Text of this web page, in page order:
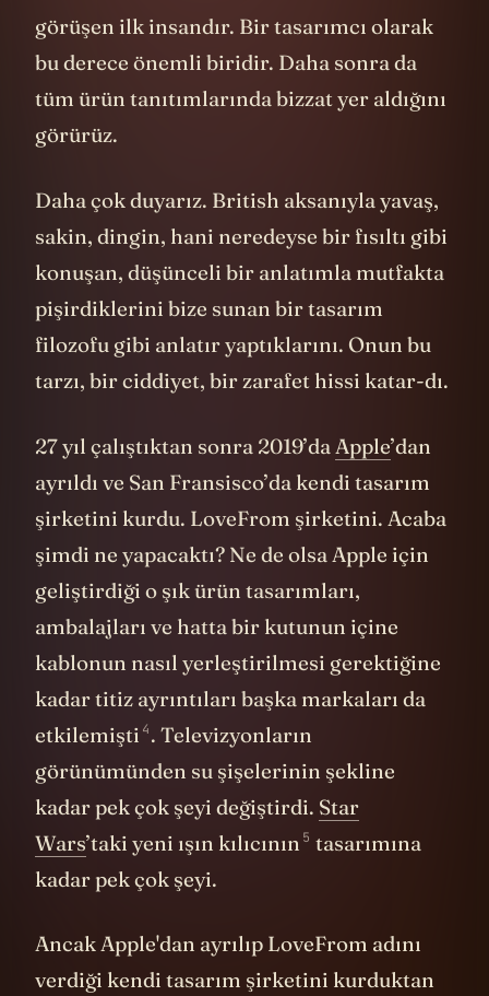
tanıtmasının ardından onunla telefonda
görüşen ilk insandır. Bir tasarımcı olarak
bu derece önemli biridir. Daha sonra da
tüm ürün tanıtımlarında bizzat yer aldığını
Daha çok duyarız. British aksanıyla yavaş,
sakin, dingin, hani neredeyse bir fısıltı gibi
konuşan, düşünceli bir anlatımla mutfakta
pişirdiklerini bize sunan bir tasarım
filozofu gibi anlatır yaptıklarını. Onun bu
27 yıl çalıştıktan sonra 2019’daApple’dan
ayrıldı ve San Fransisco’da kendi tasarım
şirketini kurdu. LoveFrom şirketini. Acaba
şimdi ne yapacaktı? Ne de olsa Apple için
geliştirdiği o şık ürün tasarımları,
ambalajları ve hatta bir kutunun içine
kablonun nasıl yerleştirilmesi gerektiğine
kadar titiz ayrıntıları başka markaları da
etkilemişti . Televizyonların
görünümünden su şişelerinin şekline
kadar pek çok şeyi değiştirdi.Star
Wars’taki yeniışın kılıcının
Ancak Apple'dan ayrılıp LoveFrom adını